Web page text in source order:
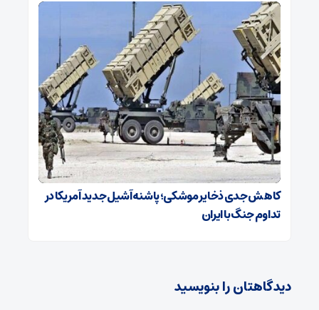
کاهش جدی ذخایر موشکی؛ پاشنه‌آشیل جدید آمریکا در
تداوم جنگ با ایران
دیدگاهتان را بنویسید